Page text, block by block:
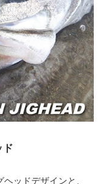
ド
ッドデザインと、